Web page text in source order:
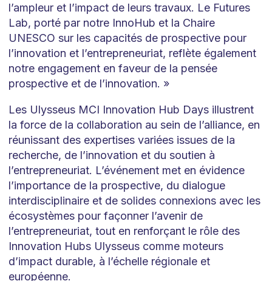
l’ampleur et l’impact de leurs travaux. Le Futures
Lab, porté par notre InnoHub et la Chaire
UNESCO sur les capacités de prospective pour
l’innovation et l’entrepreneuriat, reflète également
notre engagement en faveur de la pensée
prospective et de l’innovation. »
Les Ulysseus MCI Innovation Hub Days illustrent
la force de la collaboration au sein de l’alliance, en
réunissant des expertises variées issues de la
recherche, de l’innovation et du soutien à
l’entrepreneuriat. L’événement met en évidence
l’importance de la prospective, du dialogue
interdisciplinaire et de solides connexions avec les
écosystèmes pour façonner l’avenir de
l’entrepreneuriat, tout en renforçant le rôle des
Innovation Hubs Ulysseus comme moteurs
d’impact durable, à l’échelle régionale et
européenne.